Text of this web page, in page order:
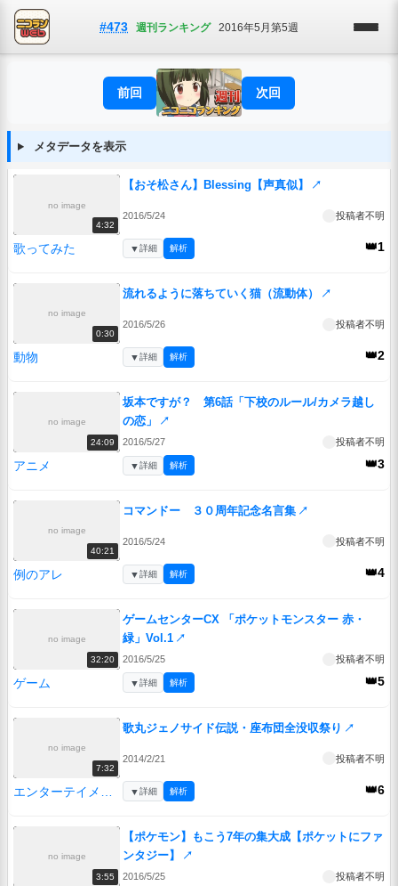
#473 週刊ランキング 2016年5月第5週
前回 次回
メタデータを表示
no image
4:32
【おそ松さん】Blessing【声真似】 ↗
2016/5/24 投稿者不明
歌ってみた 👑1
▼詳細 解析
no image
0:30
流れるように落ちていく猫（流動体） ↗
2016/5/26 投稿者不明
動物 👑2
▼詳細 解析
no image
24:09
坂本ですが？ 第6話「下校のルール/カメラ越し
の恋」
↗
2016/5/27 投稿者不明
アニメ 👑3
▼詳細 解析
no image
40:21
コマンドー ３０周年記念名言集 ↗
2016/5/24 投稿者不明
例のアレ 👑4
▼詳細 解析
no image
32:20
ゲームセンターCX 「ポケットモンスター 赤・
緑」Vol.1 ↗
2016/5/25 投稿者不明
ゲーム 👑5
▼詳細 解析
no image
7:32
歌丸ジェノサイド伝説・座布団全没収祭り ↗
2014/2/21 投稿者不明
👑6
▼詳細 解析
no image
3:55
【ポケモン】もこう7年の集大成【ポケットにファ
ンタジー】
↗
2016/5/25 投稿者不明